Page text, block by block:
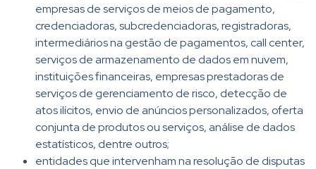
empresas de serviços de meios de pagamento,
credenciadoras, subcredenciadoras, registradoras,
intermediários na gestão de pagamentos, call center,
serviços de armazenamento de dados em nuvem,
instituições financeiras, empresas prestadoras de
serviços de gerenciamento de risco, detecção de
atos ilícitos, envio de anúncios personalizados, oferta
conjunta de produtos ou serviços, análise de dados
estatísticos, dentre outros;
entidades que intervenham na resolução de disputas